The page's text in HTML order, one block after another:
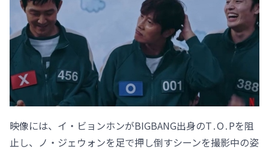
映像には、イ・ビョンホンがBIGBANG出身のT․O․Pを阻
止し、ノ・ジェウォンを足で押し倒すシーンを撮影中の姿